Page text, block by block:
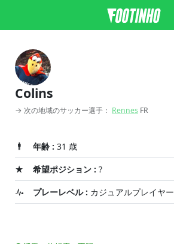
Colins
→ 次の地域のサッカー選手： Rennes FR
年齢 : 31 歳
希望ポジション : ?
プレーレベル : カジュアルプレイヤー